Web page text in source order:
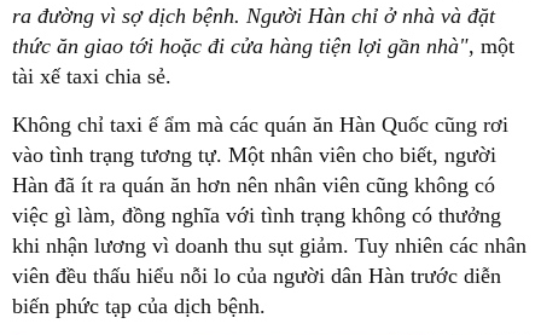
ra đường vì sợ dịch bệnh. Người Hàn chỉ ở nhà và đặt
thức ăn giao tới hoặc đi cửa hàng tiện lợi gần nhà", một
tài xế taxi chia sẻ.
Không chỉ taxi ế ẩm mà các quán ăn Hàn Quốc cũng rơi
vào tình trạng tương tự. Một nhân viên cho biết, người
Hàn đã ít ra quán ăn hơn nên nhân viên cũng không có
việc gì làm, đồng nghĩa với tình trạng không có thưởng
khi nhận lương vì doanh thu sụt giảm. Tuy nhiên các nhân
viên đều thấu hiểu nỗi lo của người dân Hàn trước diễn
biến phức tạp của dịch bệnh.